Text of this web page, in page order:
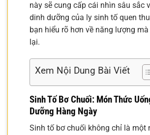
này sẽ cung cấp cái nhìn sâu sắc
dinh dưỡng của ly sinh tố quen
bạn hiểu rõ hơn về năng lượng
lại.
Xem Nội Dung Bài Viết
Sinh Tố Bơ Chuối: Món Thức
Dưỡng Hàng Ngày
Sinh tố bơ chuối không chỉ là một